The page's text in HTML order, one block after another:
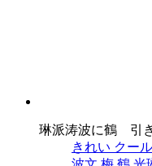
琳派涛波に鶴 引
きれい クール